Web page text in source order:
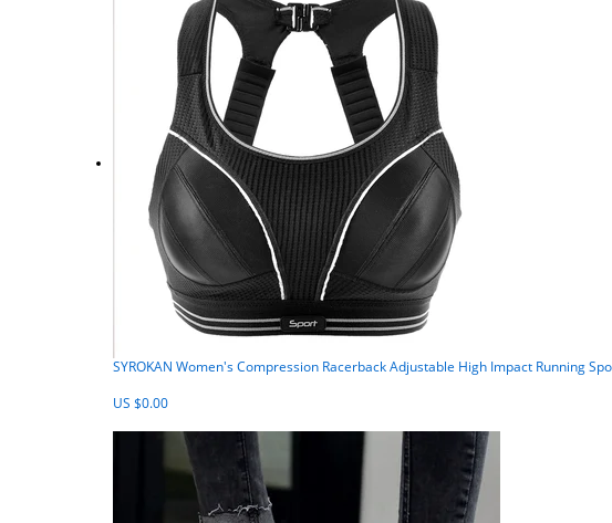
SYROKAN Women's Compression Racerback Adjustable High Impact Running
US $0.00